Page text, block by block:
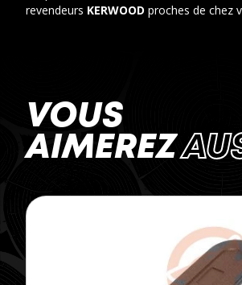
revendeurs KERWOOD proches de chez
VOUS
AIMEREZ